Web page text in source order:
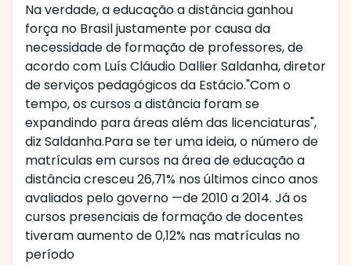
Na verdade, a educação a distância ganhou
força no Brasil justamente por causa da
necessidade de formação de professores, de
acordo com Luís Cláudio Dallier Saldanha, diretor
de serviços pedagógicos da Estácio."Com o
tempo, os cursos a distância foram se
expandindo para áreas além das licenciaturas",
diz Saldanha.Para se ter uma ideia, o número de
matrículas em cursos na área de educação a
distância cresceu 26,71% nos últimos cinco anos
avaliados pelo governo —de 2010 a 2014. Já os
cursos presenciais de formação de docentes
tiveram aumento de 0,12% nas matrículas no
período